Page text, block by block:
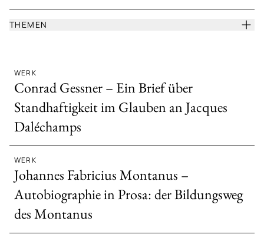
THEMEN
WERK
Conrad Gessner – Ein Brief über
Standhaftigkeit im Glauben an Jacques
Daléchamps
WERK
Johannes Fabricius Montanus –
Autobiographie in Prosa: der Bildungsweg
des Montanus